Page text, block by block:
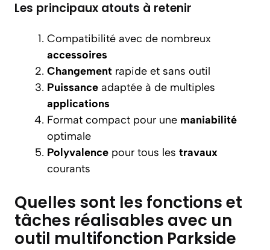
Les principaux atouts à retenir
Compatibilité avec de nombreux
accessoires
Changement rapide et sans outil
Puissance adaptée à de multiples
applications
Format compact pour une maniabilité
optimale
Polyvalence pour tous les travaux
courants
Quelles sont les fonctions et
tâches réalisables avec un
outil multifonction Parkside